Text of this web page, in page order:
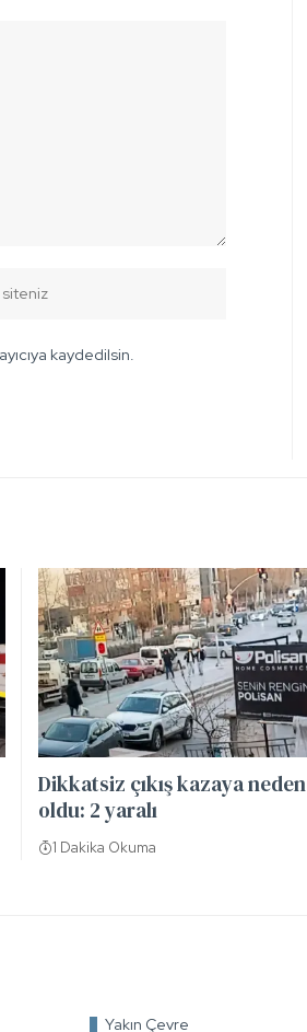
kaydedilsin.
Dikkatsiz çıkış kazaya neden
oldu: 2 yaralı
1 Dakika Okuma
Yakın Çevre